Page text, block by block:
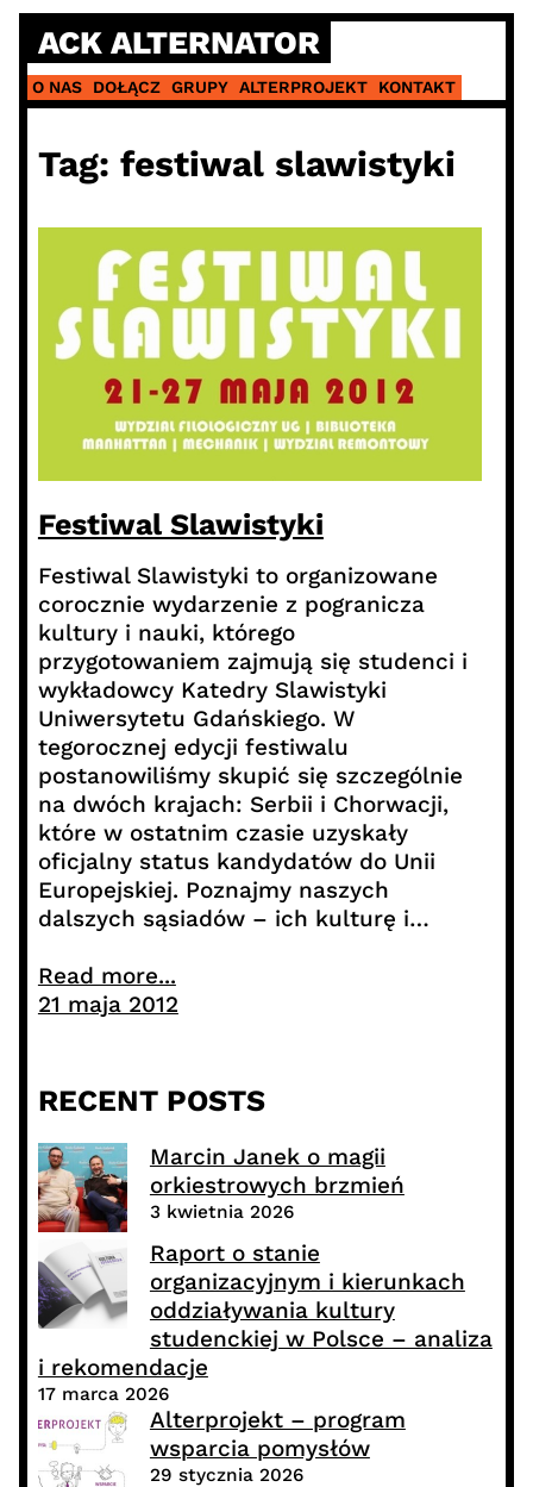
Skip
content
ACK ALTERNATOR
O NAS DOŁĄCZ GRUPY ALTERPROJEKT KONTAKT
Tag: festiwal slawistyki
Festiwal Slawistyki
Festiwal Slawistyki to organizowane
corocznie wydarzenie z pogranicza
kultury i nauki, którego
przygotowaniem zajmują się studenci i
wykładowcy Katedry Slawistyki
Uniwersytetu Gdańskiego. W
tegorocznej edycji festiwalu
postanowiliśmy skupić się szczególnie
na dwóch krajach: Serbii i Chorwacji,
które w ostatnim czasie uzyskały
oficjalny status kandydatów do Unii
Europejskiej. Poznajmy naszych
dalszych sąsiadów – ich kulturę i…
Read more...
21 maja 2012
RECENT POSTS
Marcin Janek o magii
orkiestrowych brzmień
3 kwietnia 2026
Raport o stanie
organizacyjnym i kierunkach
oddziaływania kultury
studenckiej w Polsce – analiza
i rekomendacje
17 marca 2026
Alterprojekt – program
wsparcia pomysłów
29 stycznia 2026